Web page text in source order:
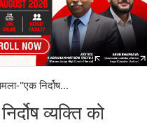
''एक निर्दोष...
व्यक्ति को